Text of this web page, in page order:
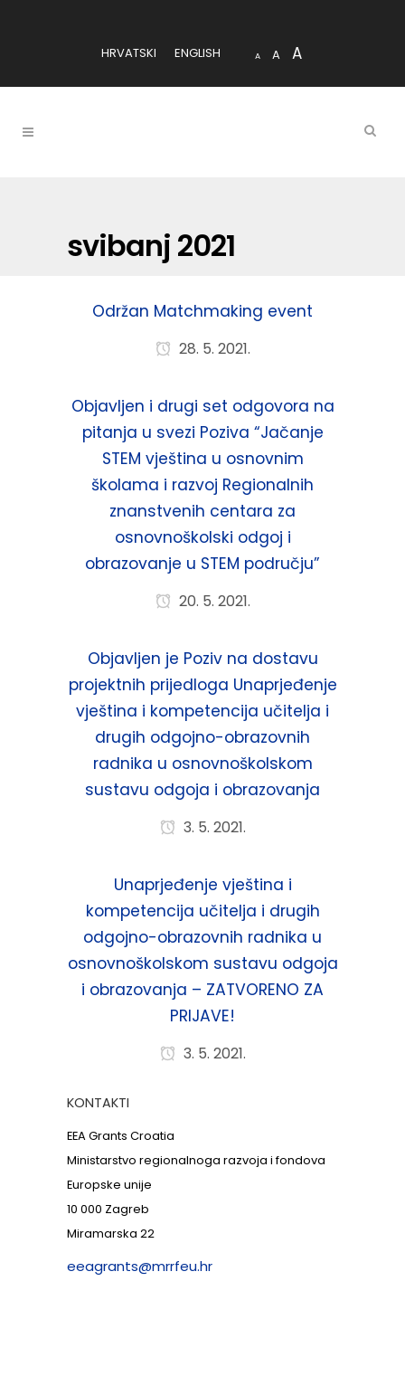
HRVATSKI ENGLISH A A A
svibanj 2021
Održan Matchmaking event
28. 5. 2021.
Objavljen i drugi set odgovora na
pitanja u svezi Poziva “Jačanje
STEM vještina u osnovnim
školama i razvoj Regionalnih
znanstvenih centara za
osnovnoškolski odgoj i
obrazovanje u STEM području”
20. 5. 2021.
Objavljen je Poziv na dostavu
projektnih prijedloga Unaprjeđenje
vještina i kompetencija učitelja i
drugih odgojno-obrazovnih
radnika u osnovnoškolskom
sustavu odgoja i obrazovanja
3. 5. 2021.
Unaprjeđenje vještina i
kompetencija učitelja i drugih
odgojno-obrazovnih radnika u
osnovnoškolskom sustavu odgoja
i obrazovanja – ZATVORENO ZA
PRIJAVE!
3. 5. 2021.
KONTAKTI
EEA Grants Croatia
Ministarstvo regionalnoga razvoja i fondova
Europske unije
10 000 Zagreb
Miramarska 22
eeagrants@mrrfeu.hr